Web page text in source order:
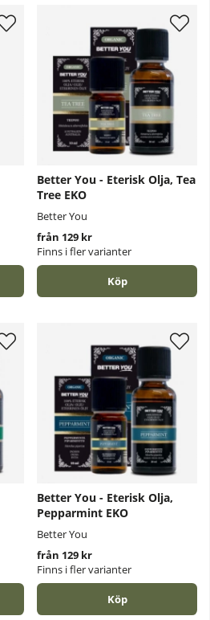
Better You - Eterisk Olja, Tea
Tree EKO
Better You
från 129 kr
Finns i fler varianter
Köp
Better You - Eterisk Olja,
Pepparmint EKO
Better You
från 129 kr
Finns i fler varianter
Köp